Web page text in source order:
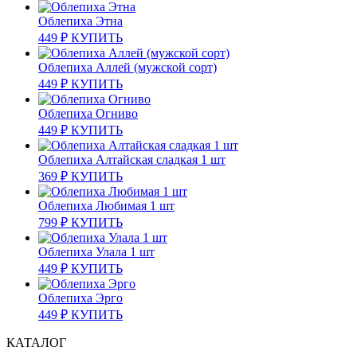
Облепиха Этна
449 ₽ КУПИТЬ
Облепиха Аллей (мужской сорт)
449 ₽ КУПИТЬ
Облепиха Огниво
449 ₽ КУПИТЬ
Облепиха Алтайская сладкая 1 шт
369 ₽ КУПИТЬ
Облепиха Любимая 1 шт
799 ₽ КУПИТЬ
Облепиха Улала 1 шт
449 ₽ КУПИТЬ
Облепиха Эрго
449 ₽ КУПИТЬ
КАТАЛОГ